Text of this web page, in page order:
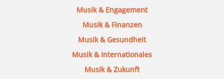
Musik & Engagement
Musik & Finanzen
Musik & Gesundheit
Musik & Internationales
Musik & Zukunft